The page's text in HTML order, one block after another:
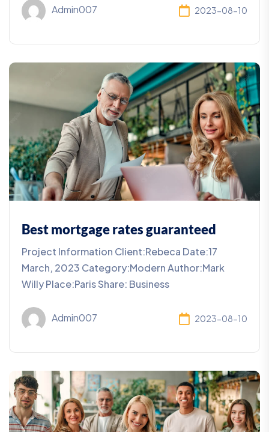
Admin007 2023-08-10
Best mortgage rates guaranteed
Project Information Client:Rebeca Date:17
March, 2023 Category:Modern Author:Mark
Willy Place:Paris Share: Business
Admin007 2023-08-10